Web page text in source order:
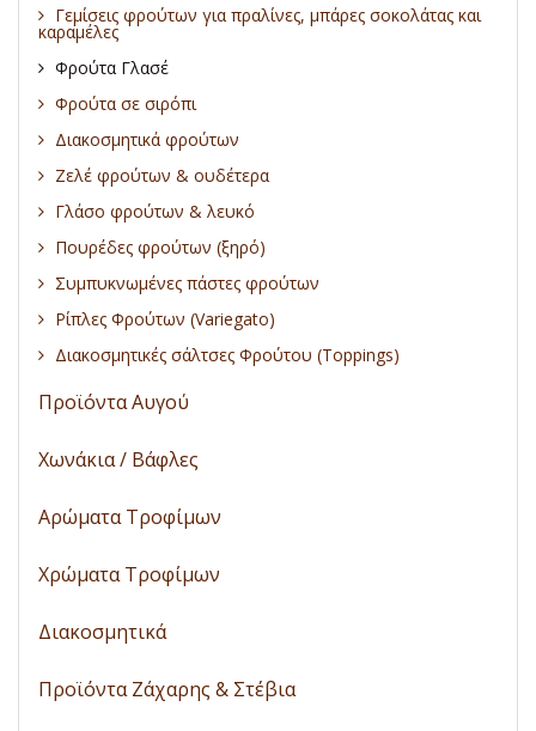
Γεμίσεις φρούτων για πραλίνες, μπάρες σοκολάτας και
καραμέλες
Φρούτα Γλασέ
Φρούτα σε σιρόπι
Διακοσμητικά φρούτων
Ζελέ φρούτων & ουδέτερα
Γλάσο φρούτων & λευκό
Πουρέδες φρούτων (ξηρό)
Συμπυκνωμένες πάστες φρούτων
Ρίπλες Φρούτων (Variegato)
Διακοσμητικές σάλτσες Φρούτου (Toppings)
Προϊόντα Αυγού
Χωνάκια / Βάφλες
Αρώματα Τροφίμων
Χρώματα Τροφίμων
Διακοσμητικά
Προϊόντα Ζάχαρης & Στέβια